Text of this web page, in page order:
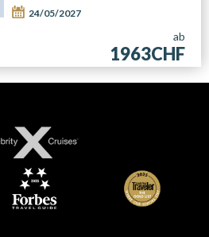
24/05/2027
ab
1963CHF